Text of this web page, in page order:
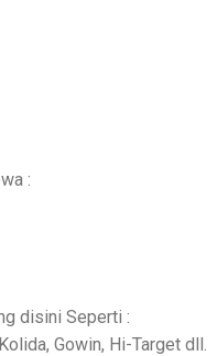
:
disini Seperti :
Gowin, Hi-Target dll.